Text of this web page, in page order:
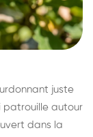
juste
patrouille autour
dans la